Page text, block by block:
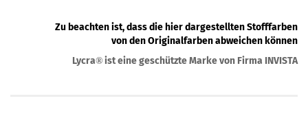
Zu beachten ist, dass die hier dargestellten Stofffarben
von den Originalfarben abweichen können
Lycra® ist eine geschützte Marke von Firma INVISTA